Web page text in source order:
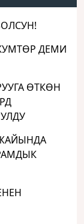
ДЕМИ
ӨТКӨН